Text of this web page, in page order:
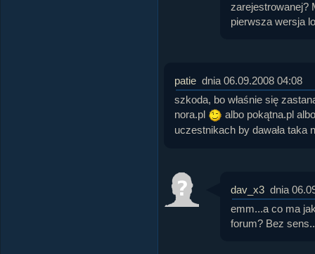
zarejestrowanej?
pierwsza wersja
patie dnia 06.09.2008 04:08
szkoda, bo właśnie się
nora.pl
albo pokątna.pl
uczestnikach by dawała taka
dav_x3 dnia
emm...a co ma
forum? Bez